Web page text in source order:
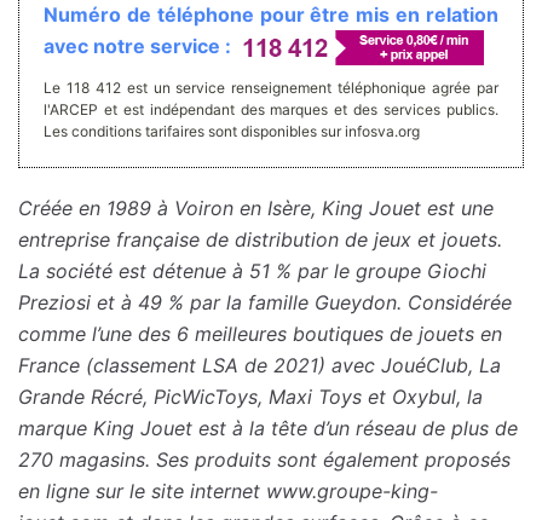
Numéro de téléphone pour être mis en relation
avec notre service :
Le 118 412 est un service renseignement téléphonique agrée par
l'ARCEP et est indépendant des marques et des services publics.
Les conditions tarifaires sont disponibles sur infosva.org
Créée en 1989 à Voiron en Isère, King Jouet est une
entreprise française de distribution de jeux et jouets.
La société est détenue à 51 % par le groupe Giochi
Preziosi et à 49 % par la famille Gueydon. Considérée
comme l’une des 6 meilleures boutiques de jouets en
France (classement LSA de 2021) avec JouéClub, La
Grande Récré, PicWicToys, Maxi Toys et Oxybul, la
marque King Jouet est à la tête d’un réseau de plus de
270 magasins. Ses produits sont également proposés
en ligne sur le site internet www.groupe-king-